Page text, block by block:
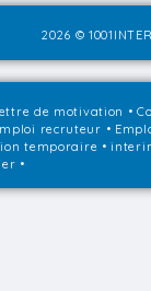
2026 ©
de motivation •
recruteur •
temporaire •
•